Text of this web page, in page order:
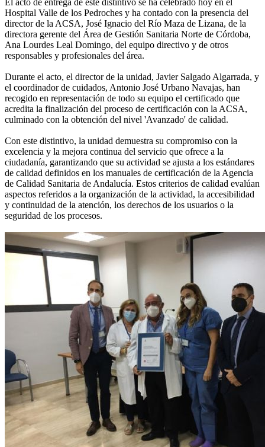
El acto de entrega de este distintivo se ha celebrado hoy en el
Hospital Valle de los Pedroches y ha contado con la presencia del
director de la ACSA, José Ignacio del Río Maza de Lizana, de la
directora gerente del Área de Gestión Sanitaria Norte de Córdoba,
Ana Lourdes Leal Domingo, del equipo directivo y de otros
responsables y profesionales del área.
Durante el acto, el director de la unidad, Javier Salgado Algarrada, y
el coordinador de cuidados, Antonio José Urbano Navajas, han
recogido en representación de todo su equipo el certificado que
acredita la finalización del proceso de certificación con la ACSA,
culminado con la obtención del nivel 'Avanzado' de calidad.
Con este distintivo, la unidad demuestra su compromiso con la
excelencia y la mejora continua del servicio que ofrece a la
ciudadanía, garantizando que su actividad se ajusta a los estándares
de calidad definidos en los manuales de certificación de la Agencia
de Calidad Sanitaria de Andalucía. Estos criterios de calidad evalúan
aspectos referidos a la organización de la actividad, la accesibilidad
y continuidad de la atención, los derechos de los usuarios o la
seguridad de los procesos.